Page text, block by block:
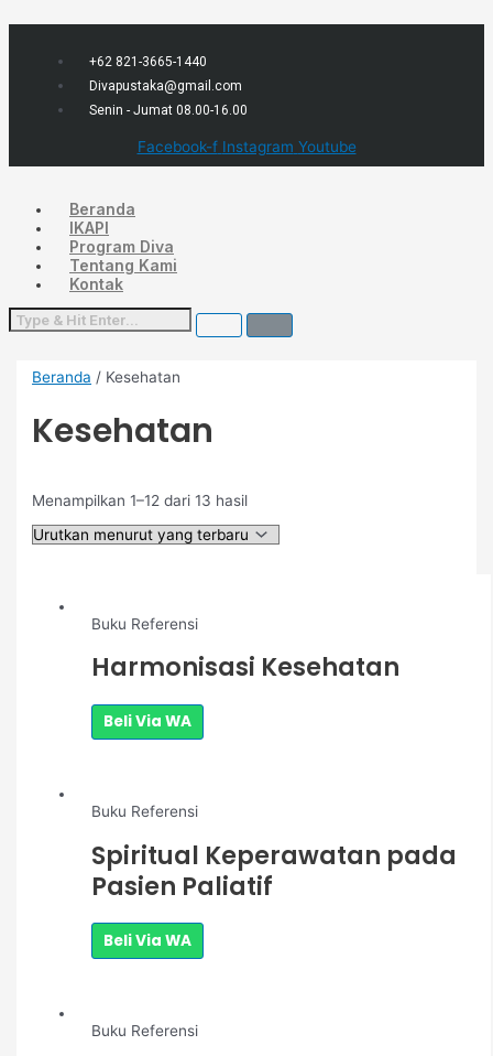
ke
+62 821-3665-1440
Divapustaka@gmail.com
Senin - Jumat 08.00-16.00
Facebook-f Instagram Youtube
Beranda
IKAPI
Program Diva
Tentang Kami
Kontak
Beranda / Kesehatan
Kesehatan
Menampilkan 1–12 dari 13 hasil
menurut
Buku Referensi
Harmonisasi Kesehatan
Beli Via WA
Buku Referensi
Spiritual Keperawatan pada
Pasien Paliatif
Beli Via WA
Buku Referensi